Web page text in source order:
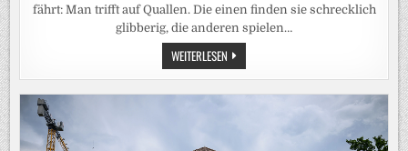
fährt: Man trifft auf Quallen. Die einen finden sie schrecklich
glibberig, die anderen spielen…
WEITERLESEN WIE
ERKLÄRE
ICH’S
MEINEM